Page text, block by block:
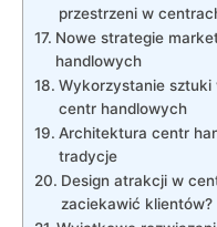
przestrzeni w
Nowe strategie
⁤handlowych
Wykorzystanie
centr ⁤handlowych
Architektura centr
tradycje
Design atrakcji ‍w
zaciekawić klientów?